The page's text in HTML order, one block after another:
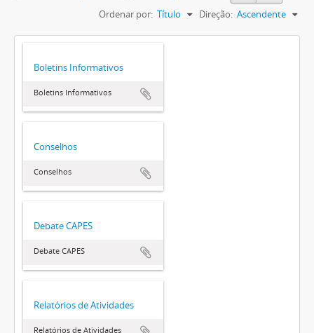
Ordenar por: Título Direção: Ascendente
Boletins Informativos
Boletins Informativos
Conselhos
Conselhos
Debate CAPES
Debate CAPES
Relatórios de Atividades
Relatórios de Atividades